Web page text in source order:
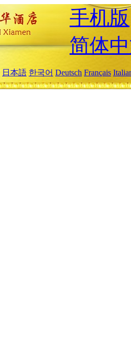
手机版
简体
日本語 한국어 Deutsch Français